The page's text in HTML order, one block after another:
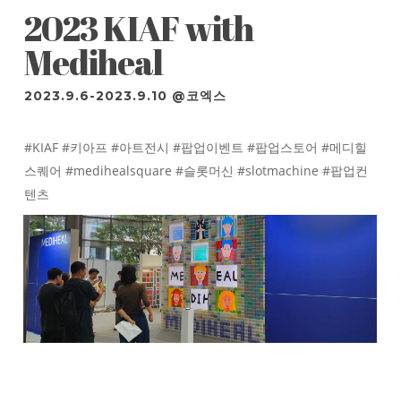
2023 KIAF with
Mediheal
2023.9.6-2023.9.10 @코엑스
#KIAF #키아프 #아트전시 #팝업이벤트 #팝업스토어 #메디힐
스퀘어 #medihealsquare #슬롯머신 #slotmachine #팝업컨
텐츠